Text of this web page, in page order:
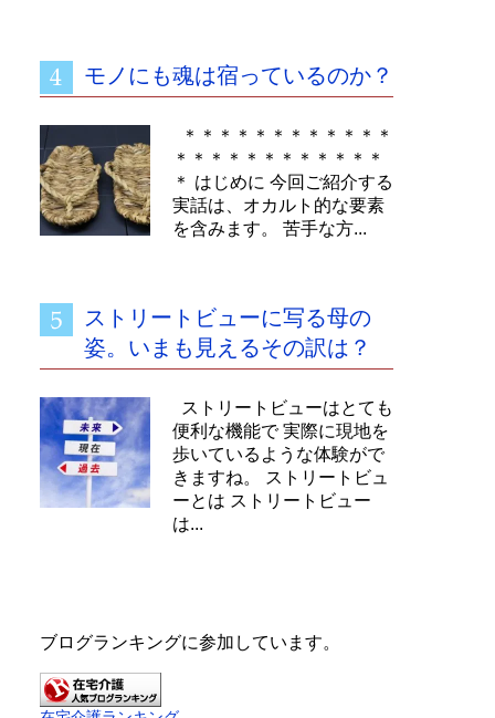
モノにも魂は宿っているのか？
＊＊＊＊＊＊＊＊＊＊＊＊
＊＊＊＊＊＊＊＊＊＊＊＊
＊ はじめに 今回ご紹介する
実話は、オカルト的な要素
を含みます。 苦手な方...
ストリートビューに写る母の
姿。いまも見えるその訳は？
ストリートビューはとても
便利な機能で 実際に現地を
歩いているような体験がで
きますね。 ストリートビュ
ーとは ストリートビュー
は...
ブログランキングに参加しています。